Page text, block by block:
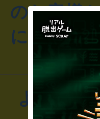
のお客様
にお問い
よくある